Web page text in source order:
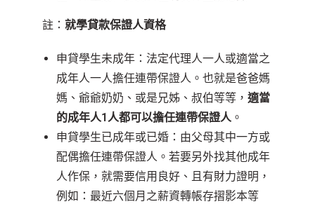
註： 就學貸款保證人資格
申貸學生未成年：法定代理人一人或適當之
成年人一人擔任連帶保證人。也就是爸爸媽
媽、爺爺奶奶、或是兄姊、叔伯等等， 適當
的成年人1人都可以擔任連帶保證人 。
申貸學生已成年或已婚：由父母其中一方或
配偶擔任連帶保證人。若要另外找其他成年
人作保，就需要信用良好、且有財力證明，
例如：最近六個月之薪資轉帳存摺影本等